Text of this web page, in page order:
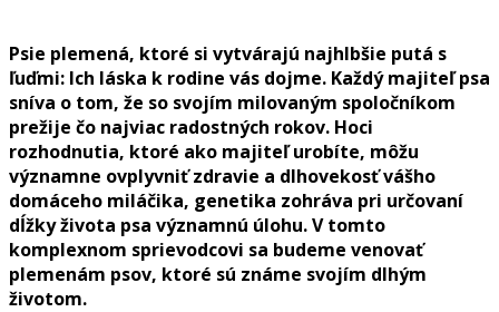
Psie plemená, ktoré si vytvárajú najhlbšie putá s
ľuďmi: Ich láska k rodine vás dojme. Každý majiteľ psa
sníva o tom, že so svojím milovaným spoločníkom
prežije čo najviac radostných rokov. Hoci
rozhodnutia, ktoré ako majiteľ urobíte, môžu
významne ovplyvniť zdravie a dlhovekosťvášho
domáceho miláčika, genetika zohráva pri určovaní
dĺžkyživota psa významnú úlohu.V tomto
komplexnom sprievodcovi sa budeme venovať
plemenám psov, ktoré sú známe svojím dlhým
životom.